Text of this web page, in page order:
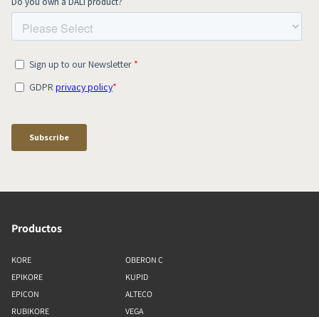
Productos
KORE
EPIKORE
EPICON
RUBIKORE
OBERON C
KUPID
ALTECO
VEGA